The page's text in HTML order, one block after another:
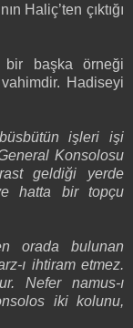
Haliç’ten çıktığı
bir başka örneği
Hadiseyi
işleri işi
Konsolosu
geldiği yerde
hatta bir topçu
orada bulunan
ı ihtiram etmez.
Nefer namus-ı
iki kolunu,